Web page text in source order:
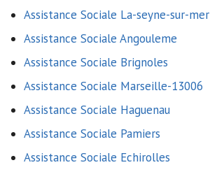
Assistance Sociale La-seyne-sur-mer
Assistance Sociale Angouleme
Assistance Sociale Brignoles
Assistance Sociale Marseille-13006
Assistance Sociale Haguenau
Assistance Sociale Pamiers
Assistance Sociale Echirolles